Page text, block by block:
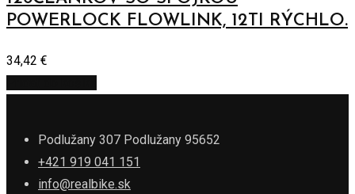
POWERLOCK FLOWLINK, 12TI RÝCHLO.
34,42 €
Podlužany 307 Podlužany 95652
+421 919 041 151
info@realbike.sk